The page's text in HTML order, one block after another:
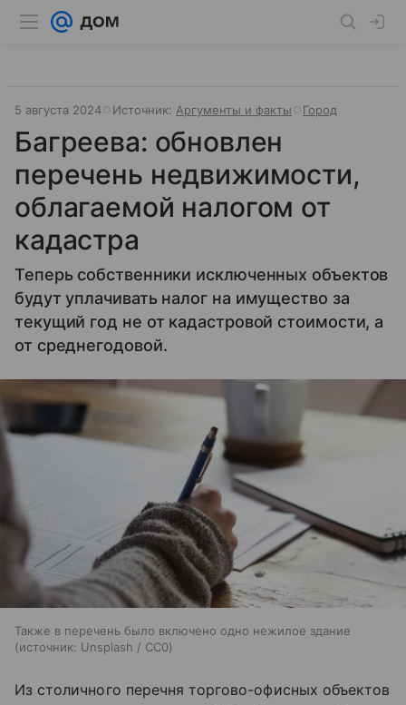
5 августа 2024 Источник: Аргументы и факты Город
Багреева: обновлен
перечень недвижимости,
облагаемой налогом от
кадастра
Теперь собственники исключенных объектов
будут уплачивать налог на имущество за
текущий год не от кадастровой стоимости, а
от среднегодовой.
Также в перечень было включено одно нежилое здание
источник: Unsplash / CC0
Из столичного перечня торгово-офисных объектов